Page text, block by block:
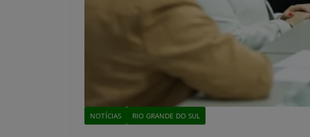
NOTÍCIAS RIO GRANDE DO SUL